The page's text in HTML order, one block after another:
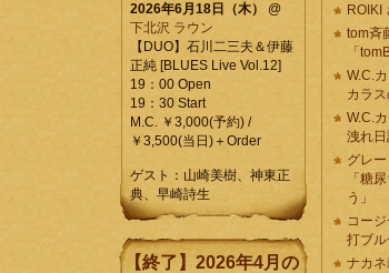
2026年6月18日（木）
@
下北沢 ラウン
【DUO】石川二三夫＆伊藤
正純 [BLUES Live Vol.12]
19：00 Open
19：30 Start
M.C. ￥3,000(予約) /
￥3,500(当日)＋Order
ゲスト：山崎美樹、神東正
典、早崎詩生
【終了】2026年4月の
ROIKI
tom斉
「
W.C.
カラス
W.C.
洩れ日
グレ
「糖
う」
コー
打ブル
ナカ